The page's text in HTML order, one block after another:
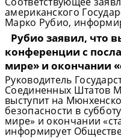
американского
Марко Рубио,
Рубио заявил, что
конференции с
мире» и окончании
Руководитель
Соединенных Штатов
выступит на
безопасности в
мире» и окончании
информирует